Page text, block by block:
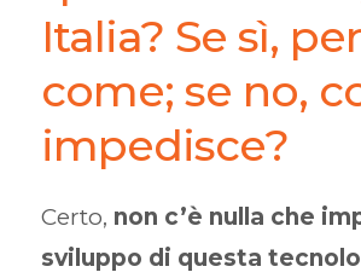
Italia? Se sì,
come; se no,
impedisce?
Certo, non c’è nulla che
sviluppo di questa